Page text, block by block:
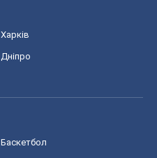
Харків
Дніпро
Баскетбол